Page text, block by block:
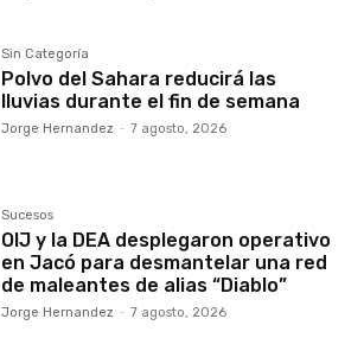
Sin Categoría
Polvo del Sahara reducirá las
lluvias durante el fin de semana
Jorge Hernandez - 7 agosto, 2026
Sucesos
OIJ y la DEA desplegaron operativo
en Jacó para desmantelar una red
de maleantes de alias “Diablo”
Jorge Hernandez - 7 agosto, 2026